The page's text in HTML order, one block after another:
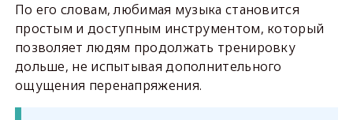
По его словам, любимая музыка становится
простым и доступным инструментом, который
позволяет людям продолжать тренировку
дольше, не испытывая дополнительного
ощущения перенапряжения.